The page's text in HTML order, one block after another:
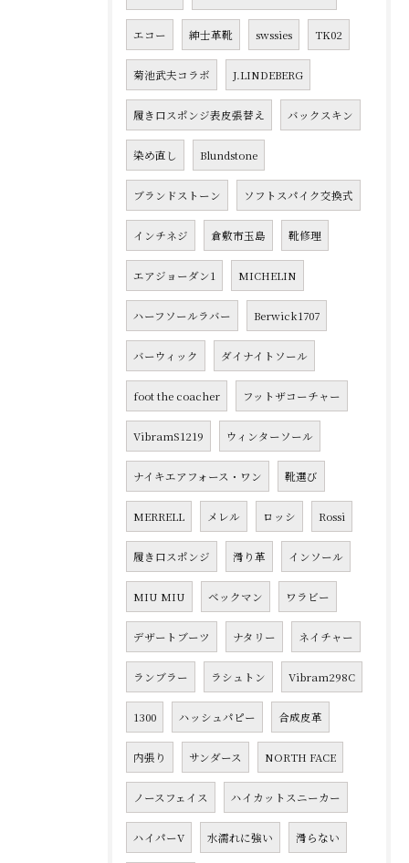
エコー 紳士革靴 swssies TK02
菊池武夫コラボ J.LINDEBERG
履き口スポンジ表皮張替え バックスキン
染め直し Blundstone
ブランドストーン ソフトスパイク交換式
インチネジ 倉敷市玉島 靴修理
エアジョーダン1 MICHELIN
ハーフソールラバー Berwick1707
バーウィック ダイナイトソール
foot the coacher フットザコーチャー
VibramS1219 ウィンターソール
ナイキエアフォース・ワン 靴選び
MERRELL メレル ロッシ Rossi
履き口スポンジ 滑り革 インソール
MIU MIU ベックマン ワラビー
デザートブーツ ナタリー ネイチャー
ランブラー ラシュトン Vibram298C
1300 ハッシュパピー 合成皮革
内張り サンダース NORTH FACE
ノースフェイス ハイカットスニーカー
ハイパーV 水濡れに強い 滑らない